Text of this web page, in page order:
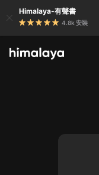
Himalaya-有聲書
4.8k 安裝